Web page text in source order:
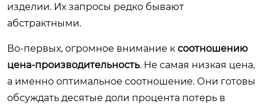
изделии. Их запросы редко бывают
абстрактными.
Во-первых, огромное внимание к соотношению
цена-производительность. Не самая низкая цена,
а именно оптимальное соотношение. Они готовы
обсуждать десятые доли процента потерь в